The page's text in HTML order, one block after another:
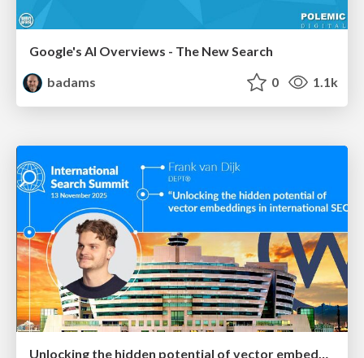
Google's AI Overviews - The New Search
badams
0 1.1k
Unlocking the hidden potential of vector embeddings in international SEO